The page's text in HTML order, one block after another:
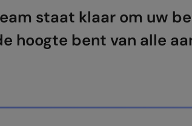
staat klaar om uw
hoogte bent van alle